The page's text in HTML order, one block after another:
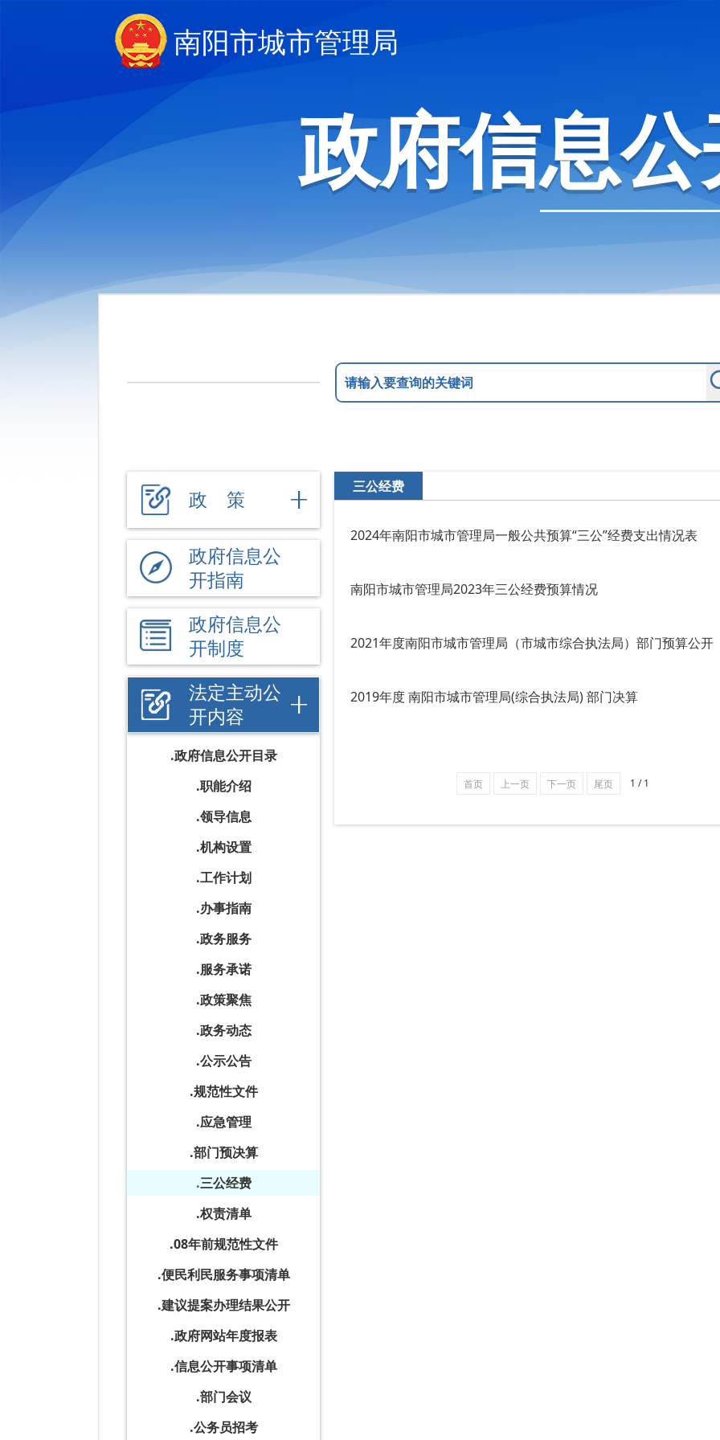
南阳市城市管理局
政府信息
政 策
政府信息公
开指南
政府信息公
开制度
法定主动公
开内容
政府信息公开目录
职能介绍
领导信息
机构设置
工作计划
办事指南
政务服务
服务承诺
政策聚焦
政务动态
公示公告
规范性文件
应急管理
部门预决算
三公经费
权责清单
08年前规范性文件
便民利民服务事项清单
建议提案办理结果公开
政府网站年度报表
信息公开事项清单
部门会议
公务员招考
三公经费
2024年南阳市城市管理局一般公共预算“三公”经费支出情况表
南阳市城市管理局2023年三公经费预算情况
2021年度南阳市城市管理局（市城市综合执法局）部门预算公开
2019年度 南阳市城市管理局(综合执法局) 部门决算
首页 上一页 下一页 尾页 1 / 1